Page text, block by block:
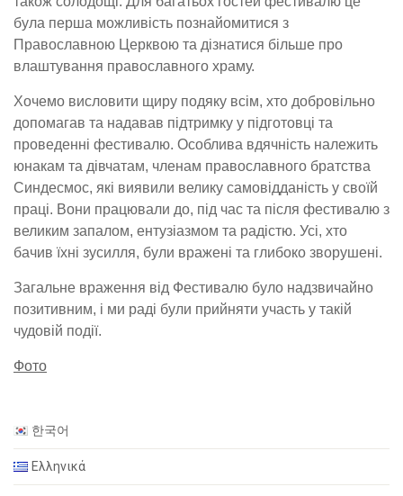
була перша можливість познайомитися з
Православною Церквою та дізнатися більше про
влаштування православного храму.
Хочемо висловити щиру подяку всім, хто добровільно
допомагав та надавав підтримку у підготовці та
проведенні фестивалю. Особлива вдячність належить
юнакам та дівчатам, членам православного братства
Синдесмос, які виявили велику самовідданість у своїй
праці. Вони працювали до, під час та після фестивалю з
великим запалом, ентузіазмом та радістю. Усі, хто
бачив їхні зусилля, були вражені та глибоко зворушені.
Загальне враження від Фестивалю було надзвичайно
позитивним, і ми раді були прийняти участь у такій
чудовій події.
Фото
한국어
Ελληνικά